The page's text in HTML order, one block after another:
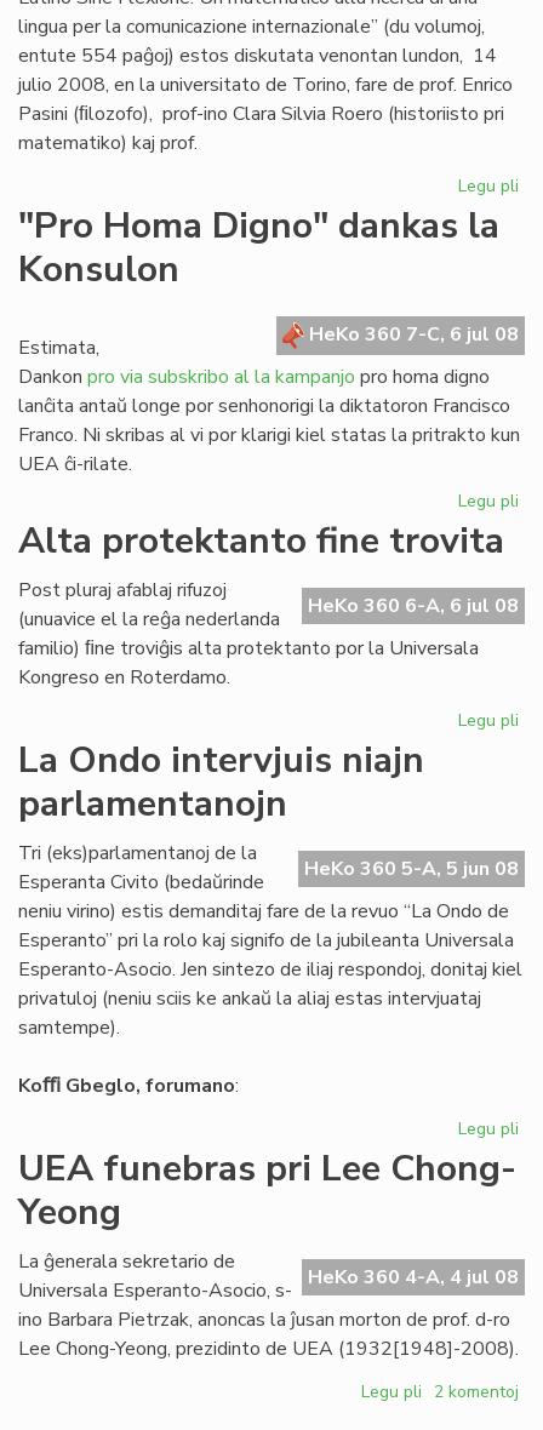
lingua per la comunicazione internazionale” (du volumoj,
entute 554 paĝoj) estos diskutata venontan lundon, 14
julio 2008, en la universitato de Torino, fare de prof. Enrico
Pasini (ﬁlozofo), prof-ino Clara Silvia Roero (historiisto pri
matematiko) kaj prof.
Legu pli
"Pro Homa Digno" dankas la
Konsulon
HeKo 360 7-C, 6 jul 08
Estimata,
Dankon pro via subskribo al la kampanjo pro homa digno
lanĉita antaŭ longe por senhonorigi la diktatoron Francisco
Franco. Ni skribas al vi por klarigi kiel statas la pritrakto kun
UEA ĉi-rilate.
Legu pli
la
Alta protektanto fine trovita
HeKo 360 6-A, 6 jul 08
Post pluraj afablaj rifuzoj
(unuavice el la reĝa nederlanda
familio) ﬁne troviĝis alta protektanto por la Universala
Kongreso en Roterdamo.
Legu pli
La Ondo intervjuis niajn
parlamentanojn
HeKo 360 5-A, 5 jun 08
Tri (eks)parlamentanoj de la
Esperanta Civito (bedaŭrinde
neniu virino) estis demanditaj fare de la revuo “La Ondo de
Esperanto” pri la rolo kaj signifo de la jubileanta Universala
Esperanto-Asocio. Jen sintezo de iliaj respondoj, donitaj kiel
privatuloj (neniu sciis ke ankaŭ la aliaj estas intervjuataj
samtempe).
Koﬃ Gbeglo, forumano:
Legu pli
UEA funebras pri Lee Chong-
Yeong
HeKo 360 4-A, 4 jul 08
La ĝenerala sekretario de
Universala Esperanto-Asocio, s-
ino Barbara Pietrzak, anoncas la ĵusan morton de prof. d-ro
Lee Chong-Yeong, prezidinto de UEA (1932[1948]-2008).
Legu pli pri2 komentoj